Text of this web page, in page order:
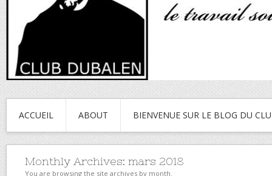
ACCUEIL ABOUT BIENVENUE SUR LE BLOG DU
Monthly Archives: mars 2018
You are browsing the site archives by month.